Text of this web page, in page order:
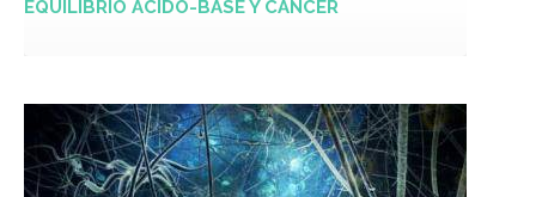
EQUILIBRIO ÁCIDO-BASE Y CÁNCER